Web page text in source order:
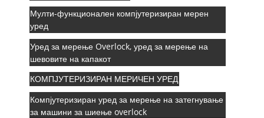
Мулти-функционален компјутеризиран мерен
уред
Уред за мерење Overlock, уред за мерење на
шевовите на капакот
КОМПЈУТЕРИЗИРАН МЕРИЧЕН УРЕД
Компјутеризиран уред за мерење на затегнување
за машини за шиење overlock